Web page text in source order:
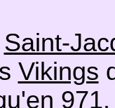
Saint-
Vikings